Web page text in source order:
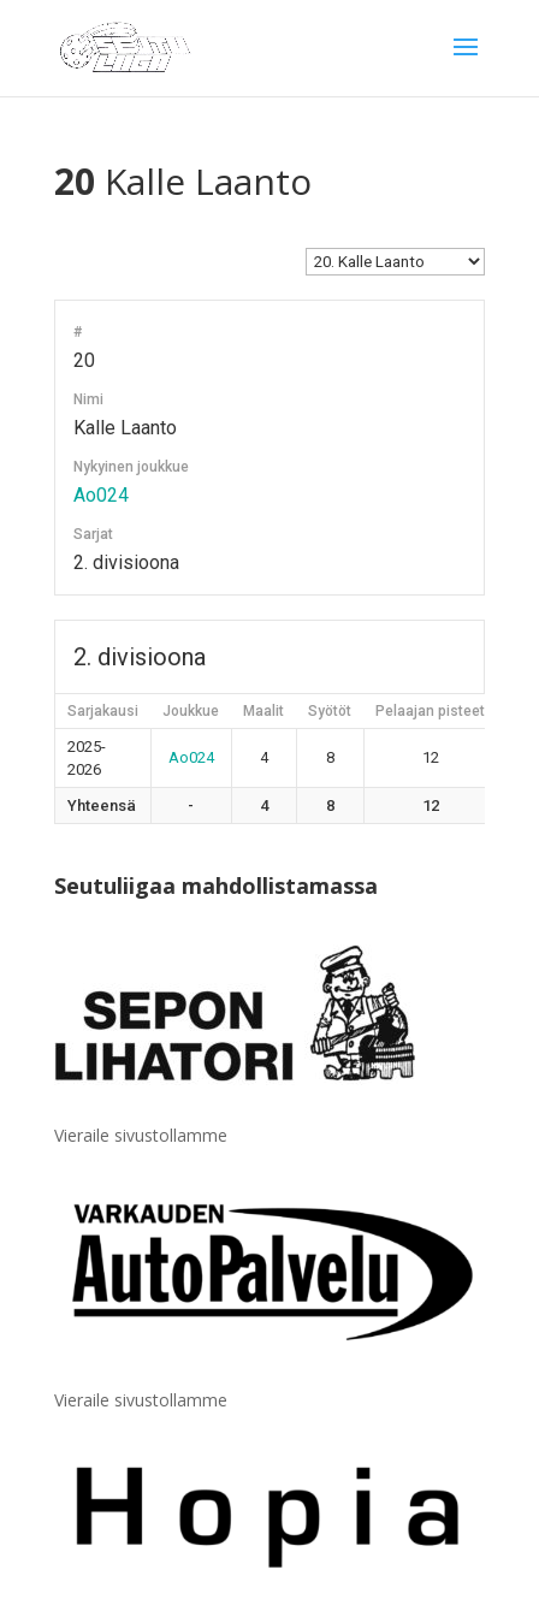
20 Kalle Laanto
#
20
Nimi
Kalle Laanto
Nykyinen joukkue
Ao024
Sarjat
2. divisioona
2. divisioona
Sarjakausi Joukkue Maalit Syötöt Pelaajan pisteet
2025-
2026
Ao024 4 8 12
Yhteensä - 4 8 12
Seutuliigaa mahdollistamassa
Vieraile sivustollamme
Vieraile sivustollamme